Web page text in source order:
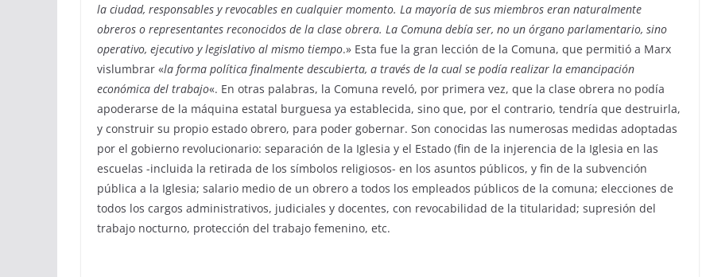
la ciudad, responsables y revocables en cualquier momento. La mayoría de sus miembros eran naturalmente
obreros o representantes reconocidos de la clase obrera. La Comuna debía ser, no un órgano parlamentario, sino
operativo, ejecutivo y legislativo al mismo tiempo.» Esta fue la gran lección de la Comuna, que permitió a Marx
vislumbrar «la forma política finalmente descubierta, a través de la cual se podía realizar la emancipación
económica del trabajo«. En otras palabras, la Comuna reveló, por primera vez, que la clase obrera no podía
apoderarse de la máquina estatal burguesa ya establecida, sino que, por el contrario, tendría que destruirla,
y construir su propio estado obrero, para poder gobernar. Son conocidas las numerosas medidas adoptadas
por el gobierno revolucionario: separación de la Iglesia y el Estado (fin de la injerencia de la Iglesia en las
escuelas -incluida la retirada de los símbolos religiosos- en los asuntos públicos, y fin de la subvención
pública a la Iglesia; salario medio de un obrero a todos los empleados públicos de la comuna; elecciones de
todos los cargos administrativos, judiciales y docentes, con revocabilidad de la titularidad; supresión del
trabajo nocturno, protección del trabajo femenino, etc.